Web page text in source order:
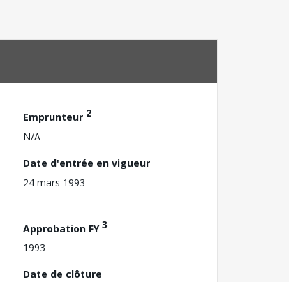
Emprunteur 2
N/A
Date d'entrée en vigueur
24 mars 1993
Approbation FY3
1993
Date de clôture